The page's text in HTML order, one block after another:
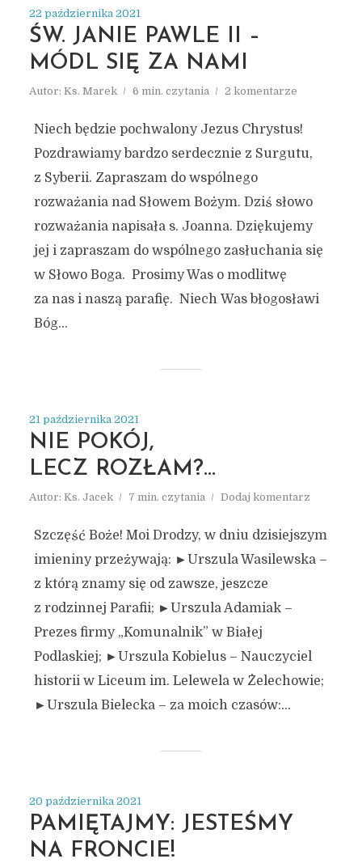
ARCHIWUM
PAŹDZIERNIK 2021
22 października 2021
ŚW. JANIE PAWLE II –
MÓDL SIĘ ZA NAMI
Autor: Ks. Marek 6 min. czytania 2 komentarze
Niech będzie pochwalony Jezus Chrystus!
Pozdrawiamy bardzo serdecznie z Surgutu,
z Syberii. Zapraszam do wspólnego
rozważania nad Słowem Bożym. Dziś słowo
rozważania napisała s. Joanna. Dziękujemy
jej i zapraszam do wspólnego zasłuchania się
w Słowo Boga. Prosimy Was o modlitwę
za nas i naszą parafię. Niech Was błogosławi
Bóg...
21 października 2021
NIE POKÓJ,
LECZ ROZŁAM?…
Autor: Ks. Jacek 7 min. czytania Dodaj komentarz
Szczęść Boże! Moi Drodzy, w dniu dzisiejszym
imieniny przeżywają: ►Urszula Wasilewska –
z którą znamy się od zawsze, jeszcze
z rodzinnej Parafii; ►Urszula Adamiak –
Prezes firmy „Komunalnik” w Białej
Podlaskiej; ►Urszula Kobielus – Nauczyciel
historii w Liceum im. Lelewela w Żelechowie;
►Urszula Bielecka – za moich czasów:...
20 października 2021
PAMIĘTAJMY: JESTEŚMY
NA FRONCIE!